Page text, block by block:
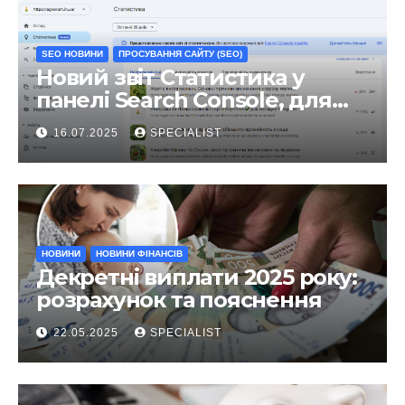
SEO НОВИНИ ПРОСУВАННЯ САЙТУ (SEO)
Новий звіт Статистика у
панелі Search Console, для
чого він?
16.07.2025 SPECIALIST
НОВИНИ НОВИНИ ФІНАНСІВ
Декретні виплати 2025 року:
розрахунок та пояснення
22.05.2025 SPECIALIST